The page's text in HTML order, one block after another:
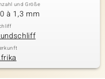
und Größe
à 1,3 mm